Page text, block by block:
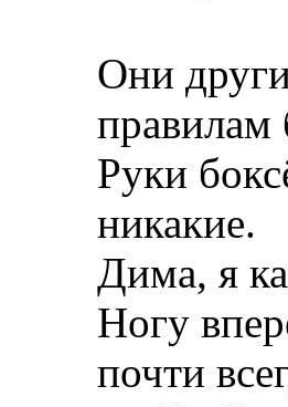
Они
правилам
Руки
никакие.
Дима, я
Ногу
почти